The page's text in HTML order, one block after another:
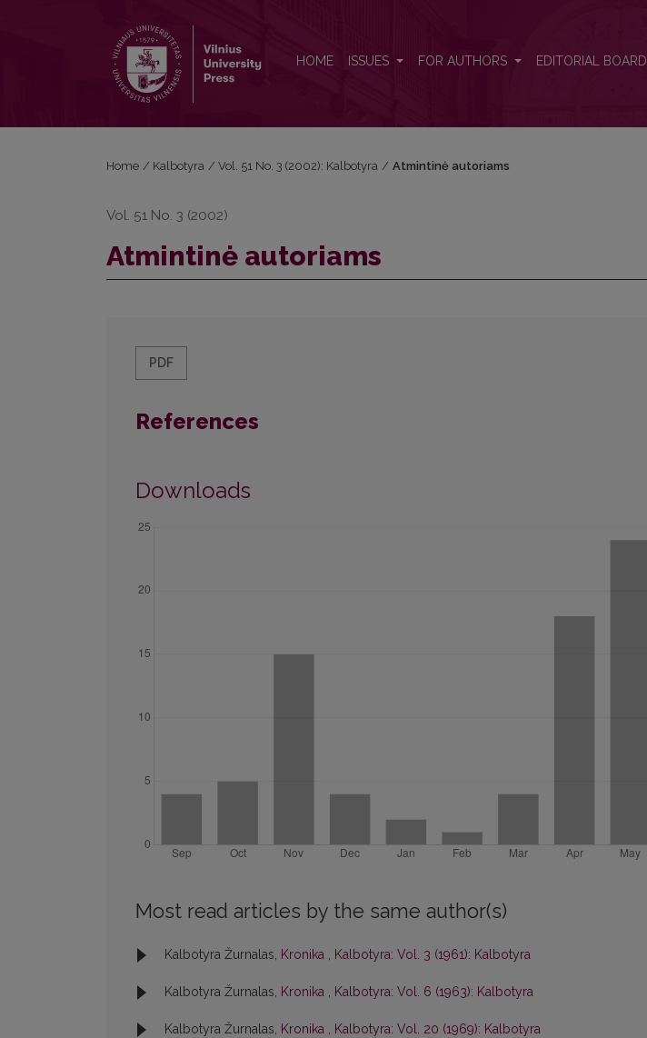
HOME ISSUES FOR AUTHORS EDITORIAL BOARD
Home / Kalbotyra / Vol. 51 No. 3 (2002): Kalbotyra / Atmintinė autoriams
Vol. 51 No. 3 (2002)
Atmintinė autoriams
PDF
References
Downloads
Most read articles by the same author(s)
Kalbotyra Žurnalas, Kronika , Kalbotyra: Vol. 3 (1961): Kalbotyra
Kalbotyra Žurnalas, Kronika , Kalbotyra: Vol. 6 (1963): Kalbotyra
Kalbotyra Žurnalas, Kronika , Kalbotyra: Vol. 20 (1969): Kalbotyra